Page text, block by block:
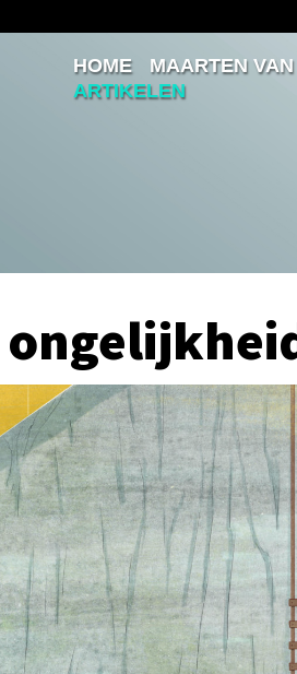
InloggenHOME MAARTEN
ARTIKELEN